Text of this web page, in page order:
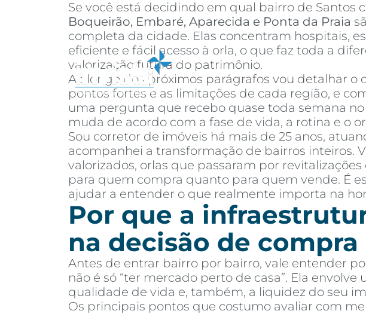
Sobre ComprarAlugarBlog Por
Se você está decidindo em qual bairro de Santos
Boqueirão, Embaré, Aparecida e Ponta da Praia
completa da cidade. Elas concentram hospitais,
eficiente e fácil acesso à orla, o que faz toda a
valorização futura do patrimônio.
Ao longo dos próximos parágrafos vou detalhar o
pontos fortes e as limitações de cada região, e
uma pergunta que recebo quase toda semana
muda de acordo com a fase de vida, a rotina e o
Sou corretor de imóveis há mais de 25 anos,
acompanhei a transformação de bairros inteiros.
valorizados, orlas que passaram por
para quem compra quanto para quem vende. É
ajudar a entender o que realmente importa na
Por que a
na decisão de compra
Antes de entrar bairro por bairro, vale entender
não é só “ter mercado perto de casa”. Ela
qualidade de vida e, também, a liquidez do seu
Os principais pontos que costumo avaliar com